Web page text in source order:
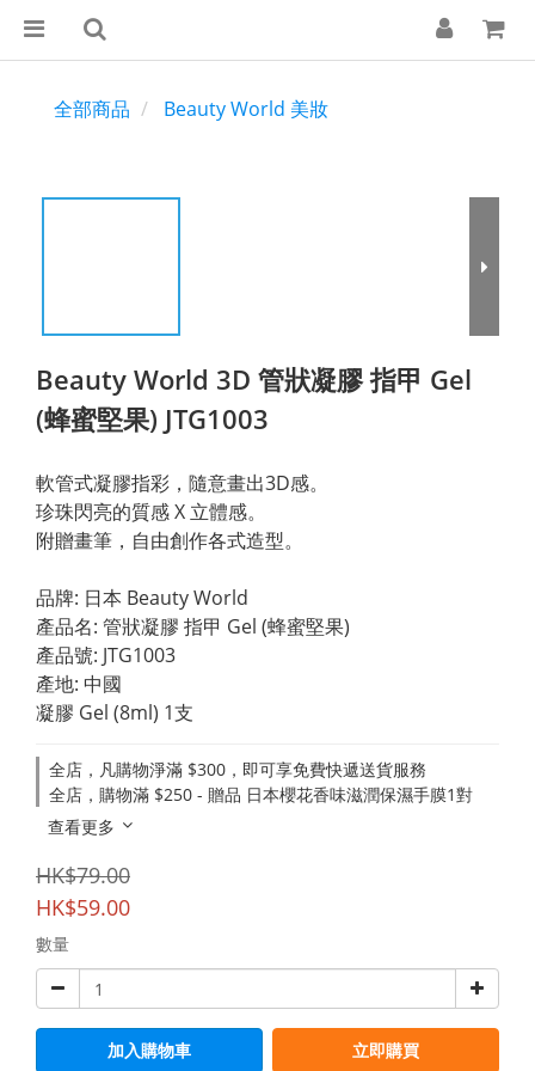
全部商品 Beauty World 美妝
Beauty World 3D 管狀凝膠 指甲 Gel
(蜂蜜堅果) JTG1003
軟管式凝膠指彩，隨意畫出3D感。
珍珠閃亮的質感 X 立體感。
附贈畫筆，自由創作各式造型。
品牌: 日本 Beauty World
產品名: 管狀凝膠 指甲 Gel (蜂蜜堅果)
產​品號: JTG1003
產地: 中國
凝膠 Gel (8ml) 1支
全店，凡購物淨滿 $300，即可享免費快遞送貨服務
全店，購物滿 $250 - 贈品 日本櫻花香味滋潤保濕手膜1對
查看更多
HK$79.00
HK$59.00
數量
加入購物車 立即購買